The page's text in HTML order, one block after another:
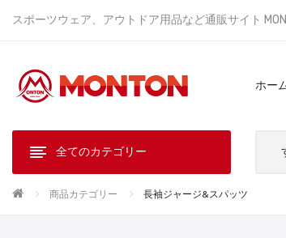
スポーツウェア、アウトドア用品など通販サイト
ホー
全てのカテゴリー
商品カテゴリー 長袖ジャージ&スパッツ